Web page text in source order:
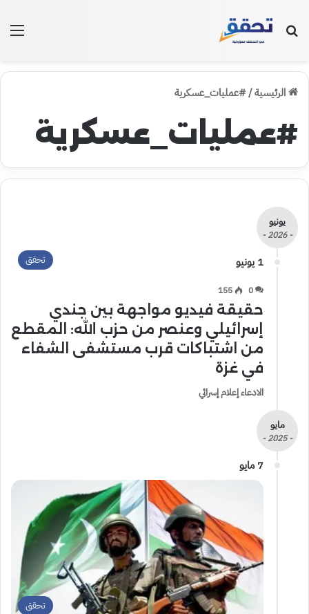
بحث عن
الرئيسية/#عمليات_عسكرية
#عمليات_عسكرية
يونيو
- 2026 -
1 يونيو تحقق
0
155
حقيقة فيديو مواجهة بين جندي
إسرائيلي وعنصر من حزب الله: المقطع
من اشتباكات قرب مستشفى الشفاء
في غزة
الادعاء إعلام إسرائي
مايو
- 2025 -
7 مايو
تحقق